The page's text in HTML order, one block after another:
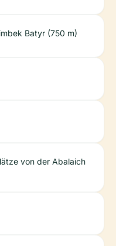
Batyr (750 m)
von der Abalaich